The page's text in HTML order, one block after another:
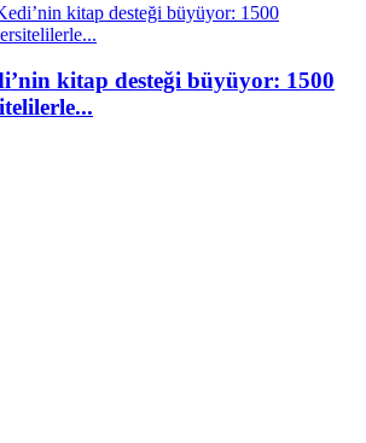
kitap desteği büyüyor: 1500
kitap desteği büyüyor: 1500